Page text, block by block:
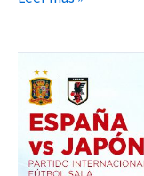
acoge
España-
Japón